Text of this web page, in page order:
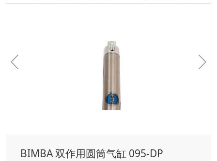
BIMBA 双作用圆筒气缸 095-DP